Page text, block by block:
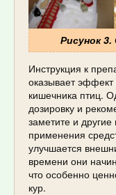
Рисунок
Инструкция к
оказывает
кишечника птиц.
дозировку и
заметите и
применения
улучшается
времени они
что особенно
кур.